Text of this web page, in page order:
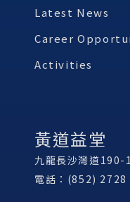
Latest News
Career
Activities
黃道益堂
九龍長沙灣道190-
電話：(852) 2728